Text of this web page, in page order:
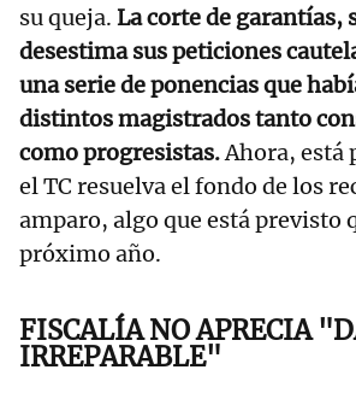
su queja. La corte de garantías,
desestima sus peticiones
una serie de ponencias que
distintos magistrados tanto
como progresistas.Ahora, está
el TC resuelva el fondo de los
amparo, algo que está previsto
próximo año.
FISCALÍA NO APRECIA
IRREPARABLE"